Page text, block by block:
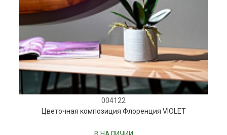
004122
Цветочная композиция Флоренция VIOLET